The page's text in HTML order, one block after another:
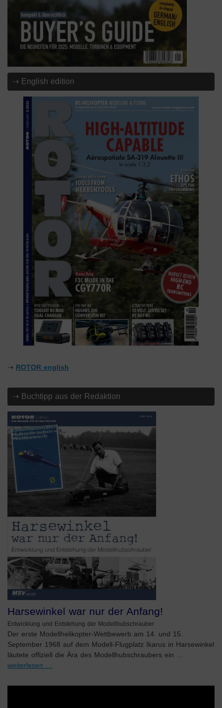
⇢ English edition
⇢ ROTOR english
⇢ Buchtipp aus der Redaktion
Harsewinkel war nur der Anfang!
Entwicklung und Entstehung der Modellhubschrauber
Der erste Modellhelikopter-Wettbewerb am 14. und 15.
September 1968 auf dem Modell-Flugplatz Ikarus in Harsewinkel
läutete offiziell die Ära des Modellhubschraubers ein …
weiterlesen …